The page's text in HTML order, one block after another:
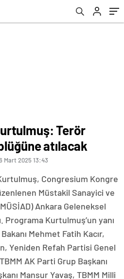
Terör
atılacak
Mart 2025 13:43
Congresium Kongre
Müstakil Sanayici ve
Ankara Geleneksel
Programa Kurtulmuş’un yanı
Mehmet Fatih Kacır,
Yeniden Refah Partisi Genel
AK Parti Grup Başkanı
Mansur Yavaş, TBMM Milli